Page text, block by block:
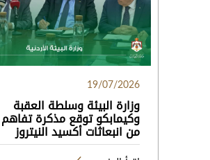
19/07/2026
وزارة البيئة وسلطة العقبة
وكيمابكو توقع مذكرة تفاهم
من انبعاثات أكسيد النيتروز